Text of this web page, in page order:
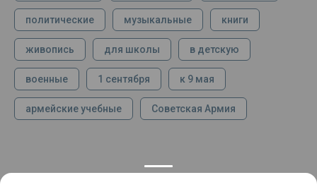
политические музыкальные книги
живопись для школы в детскую
военные 1 сентября к 9 мая
армейские учебные Советская Армия